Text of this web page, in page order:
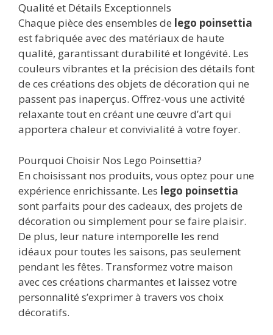
Qualité et Détails Exceptionnels
Chaque pièce des ensembles de lego poinsettia
est fabriquée avec des matériaux de haute
qualité, garantissant durabilité et longévité. Les
couleurs vibrantes et la précision des détails font
de ces créations des objets de décoration qui ne
passent pas inaperçus. Offrez-vous une activité
relaxante tout en créant une œuvre d’art qui
apportera chaleur et convivialité à votre foyer.
Pourquoi Choisir Nos Lego Poinsettia?
En choisissant nos produits, vous optez pour une
expérience enrichissante. Les lego poinsettia
sont parfaits pour des cadeaux, des projets de
décoration ou simplement pour se faire plaisir.
De plus, leur nature intemporelle les rend
idéaux pour toutes les saisons, pas seulement
pendant les fêtes. Transformez votre maison
avec ces créations charmantes et laissez votre
personnalité s’exprimer à travers vos choix
décoratifs.